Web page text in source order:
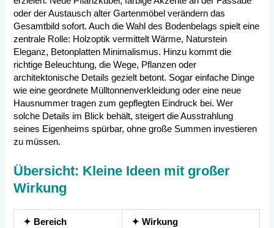
oder der Austausch alter Gartenmöbel verändern das
Gesamtbild sofort. Auch die Wahl des Bodenbelags spielt eine
zentrale Rolle: Holzoptik vermittelt Wärme, Naturstein
Eleganz, Betonplatten Minimalismus. Hinzu kommt die
richtige Beleuchtung, die Wege, Pflanzen oder
architektonische Details gezielt betont. Sogar einfache Dinge
wie eine geordnete Mülltonnenverkleidung oder eine neue
Hausnummer tragen zum gepflegten Eindruck bei. Wer
solche Details im Blick behält, steigert die Ausstrahlung
seines Eigenheims spürbar, ohne große Summen investieren
zu müssen.
Übersicht: Kleine Ideen mit großer
Wirkung
✦ Bereich ✦ Wirkung